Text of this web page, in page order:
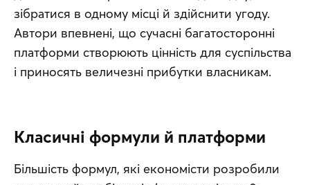
зібратися в одному місці й здійснити угоду.
Автори впевнені, що сучасні багатосторонні
платформи створюють цінність для суспільства
і приносять величезні прибутки власникам.
Класичні формули й платформи
Більшість формул, які економісти розробили